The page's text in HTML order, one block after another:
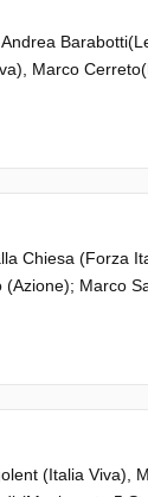
Marco
Chiesa (Forza
Marco
(Italia Viva),